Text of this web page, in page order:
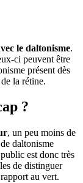
le daltonisme.
ci peuvent être
présent dès
la rétine.
?
, un peu moins de
daltonisme
est donc très
de distinguer
au vert.